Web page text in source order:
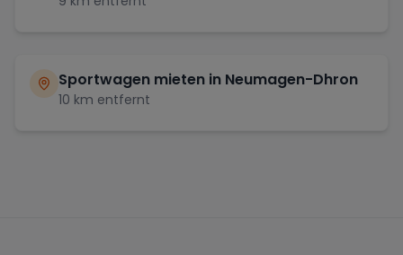
Sportwagen mieten in Neumagen-Dhron
10 km entfernt